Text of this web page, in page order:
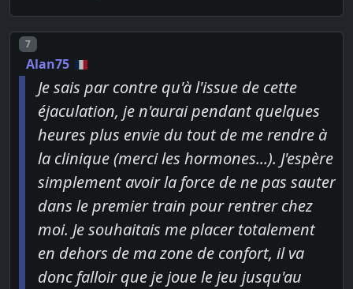
Post number
7
Alan75
Je sais par contre qu'à l'issue de cette
éjaculation, je n'aurai pendant quelques
heures plus envie du tout de me rendre à
la clinique (merci les hormones...). J'espère
simplement avoir la force de ne pas sauter
dans le premier train pour rentrer chez
moi. Je souhaitais me placer totalement
en dehors de ma zone de confort, il va
donc falloir que je joue le jeu jusqu'au